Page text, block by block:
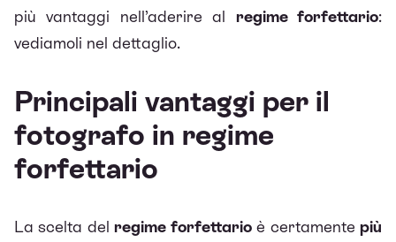
più vantaggi nell’aderire al regime forfettario:
vediamoli nel dettaglio.
Principali vantaggi per il
fotografo in regime
forfettario
La scelta delregime forfettarioè certamentepiù